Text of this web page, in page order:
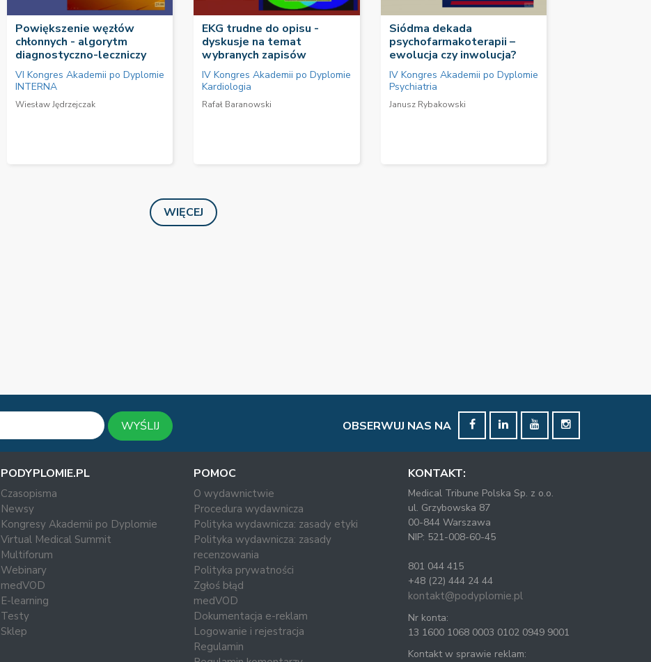
Powiększenie węzłów
chłonnych - algorytm
diagnostyczno-leczniczy
VI Kongres Akademii po Dyplomie
INTERNA
Wiesław Jędrzejczak
EKG trudne do opisu -
dyskusje na temat
wybranych zapisów
IV Kongres Akademii po Dyplomie
Kardiologia
Rafał Baranowski
Siódma dekada
psychofarmakoterapii –
ewolucja czy inwolucja?
IV Kongres Akademii po Dyplomie
Psychiatria
Janusz Rybakowski
WIĘCEJ
WYŚLIJ OBSERWUJ NAS NA
PODYPLOMIE.PL
Czasopisma
Newsy
Kongresy Akademii po Dyplomie
Virtual Medical Summit
Multiforum
Webinary
medVOD
E-learning
Testy
Sklep
POMOC
O wydawnictwie
Procedura wydawnicza
Polityka wydawnicza: zasady etyki
Polityka wydawnicza: zasady
recenzowania
Polityka prywatności
Zgłoś błąd
medVOD
Dokumentacja e-reklam
Logowanie i rejestracja
Regulamin
KONTAKT:
Medical Tribune Polska Sp. z o.o.
ul. Grzybowska 87
00-844 Warszawa
NIP: 521-008-60-45
801 044 415
+48 (22) 444 24 44
kontakt@podyplomie.pl
Nr konta:
13 1600 1068 0003 0102 0949 9001
Kontakt w sprawie reklam: